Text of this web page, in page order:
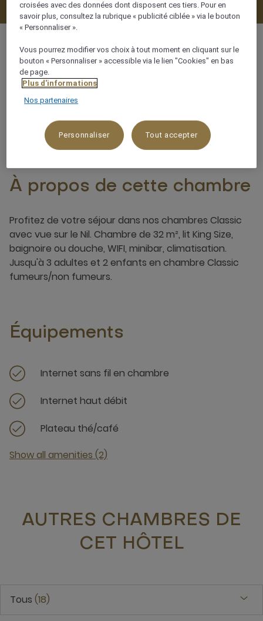
Vérifier la disponibilité
32 m²
À propos de cette chambre
Profitez de votre séjour dans nos chambres Classic
avec vue sur le Nil. Chambre de 32 m², lit King Size,
baignoire ou douche, WIFI, minibar, climatisation.
Jusqu'à 3 adultes et 2 enfants en chambre Classic
fumeurs/non fumeurs.
Équipements
Internet sans fil en chambre
Internet haut débit
Plateau thé/café
Show all amenities (2)
AUTRES CHAMBRES DE
CET HÔTEL
Tous 18
croisées avec des données dont disposent ces tiers. Pour en
savoir plus, consultez la rubrique « publicité ciblée » via le bouton
« Personnaliser ».
Vous pourrez modifier vos choix à tout moment en cliquant sur le
bouton « Personnaliser » accessible via le lien "Cookies" en bas
de page.
Plus d'informations
Nos partenaires
Personnaliser Tout accepter